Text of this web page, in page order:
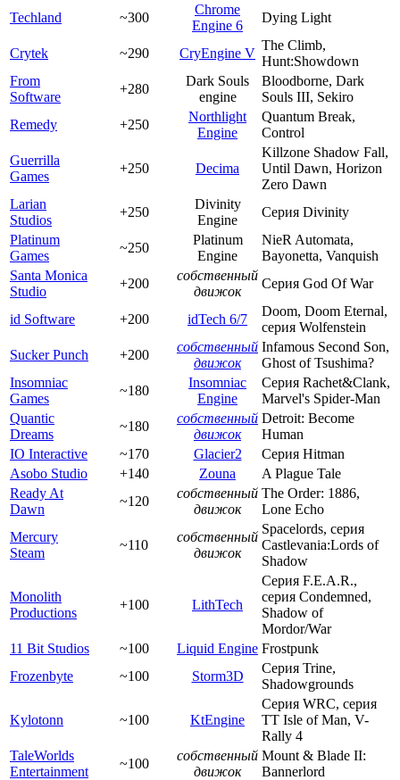
Techland
~300
Chrome
Engine 6
Dying Light
Crytek ~290 CryEngine V
The Climb,
Hunt:Showdown
From
Software
+280
Dark Souls
engine
Bloodborne, Dark
Souls III, Sekiro
Remedy
+250
Northlight
Engine
Quantum Break,
Control
Guerrilla
Games
+250 Decima
Killzone Shadow Fall,
Until Dawn, Horizon
Zero Dawn
Larian
Studios
+250
Divinity
Engine
Серия Divinity
Platinum
Games
~250
Platinum
Engine
NieR Automata,
Bayonetta, Vanquish
Santa Monica
Studio
+200
собственный
движок
Серия God Of War
id Software +200 idTech 6/7
Doom, Doom Eternal,
серия Wolfenstein
Sucker Punch
+200
собственный
движок
Infamous Second Son,
Ghost of Tsushima?
Insomniac
Games
~180
Insomniac
Engine
Серия Rachet&Clank,
Marvel's Spider-Man
Quantic
Dreams
~180
собственный
движок
Detroit: Become
Human
IO Interactive
~170 Glacier2
Серия Hitman
Asobo Studio
+140 Zouna
A Plague Tale
Ready At
Dawn
~120
собственный
движок
The Order: 1886,
Lone Echo
Mercury
Steam
~110
собственный
движок
Spacelords, серия
Castlevania:Lords of
Shadow
Monolith
Productions
+100 LithTech
Серия F.E.A.R.,
серия Condemned,
Shadow of
Mordor/War
11 Bit Studios
~100 Liquid Engine Frostpunk
Frozenbyte
~100 Storm3D
Серия Trine,
Shadowgrounds
Kylotonn ~100 KtEngine
Серия WRC, серия
TT Isle of Man, V-
Rally 4
TaleWorlds
Entertainment
~100
собственный
движок
Mount & Blade II:
Bannerlord